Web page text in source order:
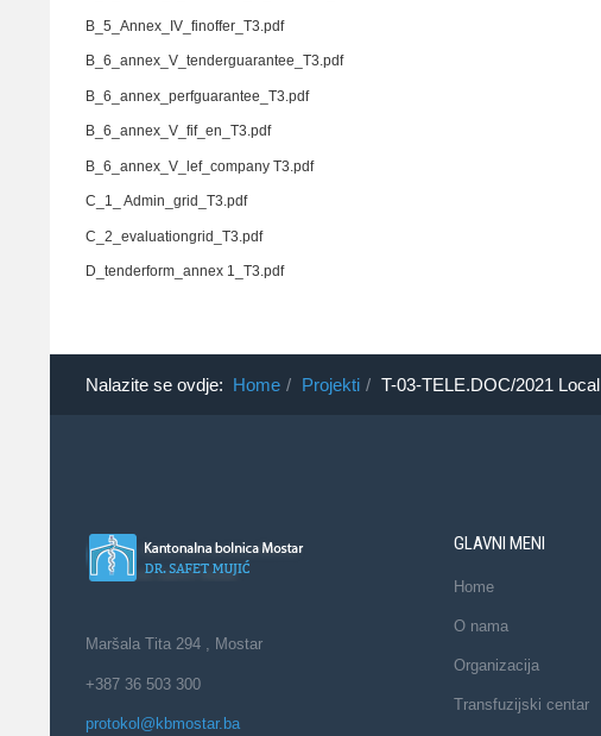
B_5_Annex_IV_finoffer_T3.pdf
B_6_annex_V_tenderguarantee_T3.pdf
B_6_annex_perfguarantee_T3.pdf
B_6_annex_V_fif_en_T3.pdf
B_6_annex_V_lef_company T3.pdf
C_1_ Admin_grid_T3.pdf
C_2_evaluationgrid_T3.pdf
D_tenderform_annex 1_T3.pdf
Nalazite se ovdje: Home Projekti T-03-TELE.DOC/2021
Maršala Tita 294 , Mostar
+387 36 503 300
protokol@kbmostar.ba
GLAVNI MENI
Home
O nama
Organizacija
Transfuzijski centar